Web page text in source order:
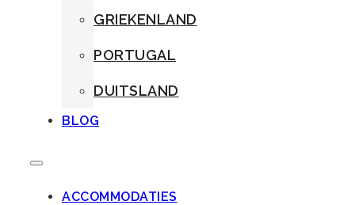
GRIEKENLAND
PORTUGAL
DUITSLAND
BLOG
ACCOMMODATIES